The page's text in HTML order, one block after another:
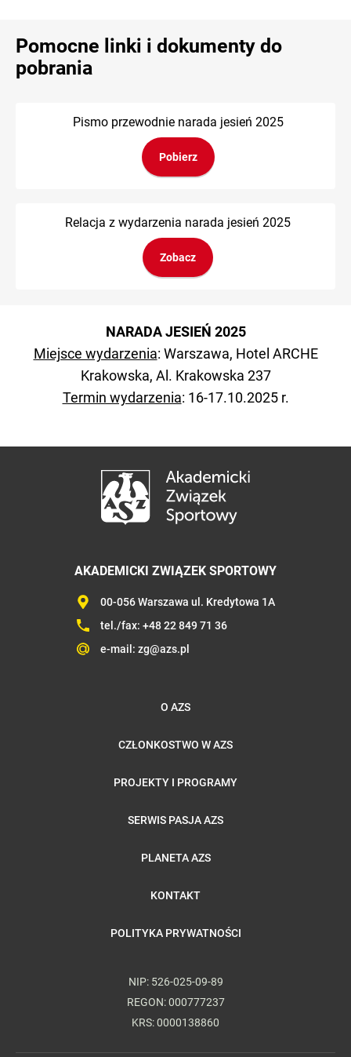
Pomocne linki i dokumenty do
pobrania
Pismo przewodnie narada jesień 2025
Pobierz
Relacja z wydarzenia narada jesień 2025
Zobacz
NARADA JESIEŃ 2025
Miejsce wydarzenia: Warszawa, Hotel ARCHE
Krakowska, Al. Krakowska 237
Termin wydarzenia: 16-17.10.2025 r.
AKADEMICKI ZWIĄZEK SPORTOWY
00-056 Warszawa ul. Kredytowa 1A
tel./fax: +48 22 849 71 36
e-mail: zg@azs.pl
O AZS
CZŁONKOSTWO W AZS
PROJEKTY I PROGRAMY
SERWIS PASJA AZS
PLANETA AZS
KONTAKT
POLITYKA PRYWATNOŚCI
NIP: 526-025-09-89
REGON: 000777237
KRS: 0000138860